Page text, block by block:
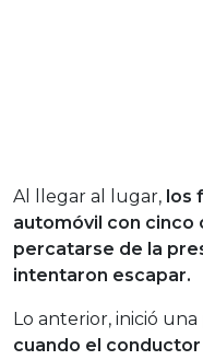
Al llegar al lugar, los
automóvil con cinco
percatarse de la
intentaron escapar.
Lo anterior, inició
cuando el